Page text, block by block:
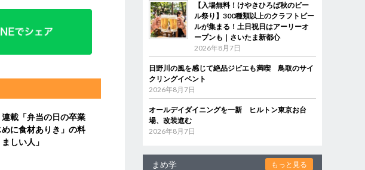
載「弁当の日の卒業
に食材ありき」の料
しい人」
【入場無料！けやきひろば秋のビー
ル祭り】300種類以上のクラフトビー
ルが集まる！土日祝日はアーリーオ
ープンも｜さいたま新都心
2026年8月7日
日野川の風を感じて絶品ジビエも満喫 鳥取のサイ
クリングイベント
2026年8月7日
オールデイダイニングを一新 ヒルトン東京お台
場、改装進む
2026年8月7日
まめ学 もっと見る